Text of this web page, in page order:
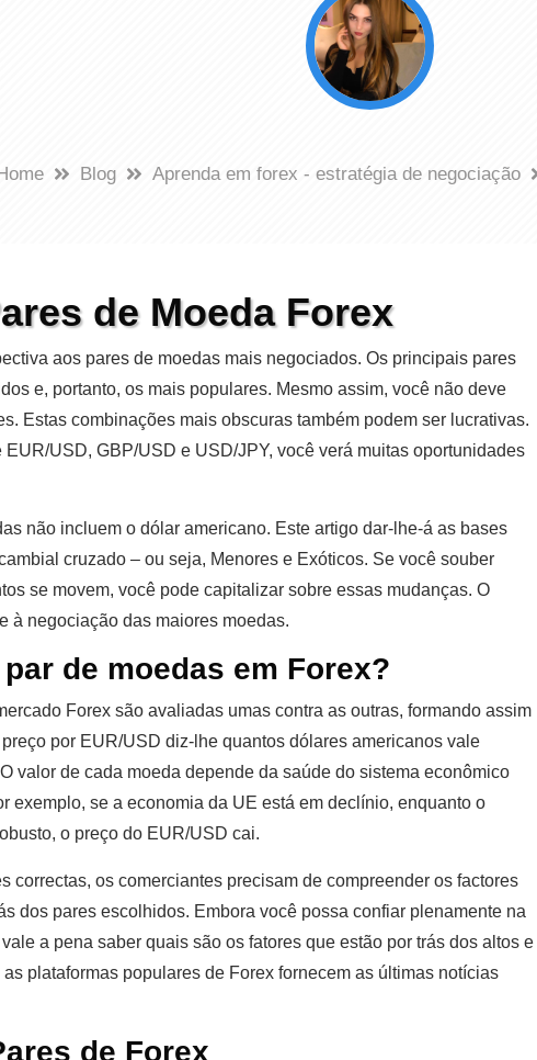
Home Blog Aprenda em forex - estratégia de negociação
de Moeda Forex
aos pares de moedas mais negociados. Os principais pares
e, portanto, os mais populares. Mesmo assim, você não deve
Estas combinações mais obscuras também podem ser lucrativas.
EUR/USD, GBP/USD e USD/JPY, você verá muitas oportunidades
não incluem o dólar americano. Este artigo dar-lhe-á as bases
cruzado – ou seja, Menores e Exóticos. Se você souber
se movem, você pode capitalizar sobre essas mudanças. O
à negociação das maiores moedas.
de moedas em Forex?
Forex são avaliadas umas contra as outras, formando assim
por EUR/USD diz-lhe quantos dólares americanos vale
valor de cada moeda depende da saúde do sistema econômico
exemplo, se a economia da UE está em declínio, enquanto o
o preço do EUR/USD cai.
correctas, os comerciantes precisam de compreender os factores
dos pares escolhidos. Embora você possa confiar plenamente na
a pena saber quais são os fatores que estão por trás dos altos e
plataformas populares de Forex fornecem as últimas notícias
de Forex